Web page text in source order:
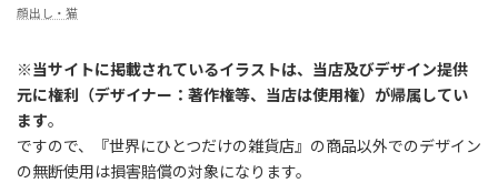
顔出し・猫
※当サイトに掲載されているイラストは、当店及びデザイン提供
元に権利（デザイナー：著作権等、当店は使用権）が帰属してい
ます。
ですので、『世界にひとつだけの雑貨店』の商品以外でのデザイン
の無断使用は損害賠償の対象になります。